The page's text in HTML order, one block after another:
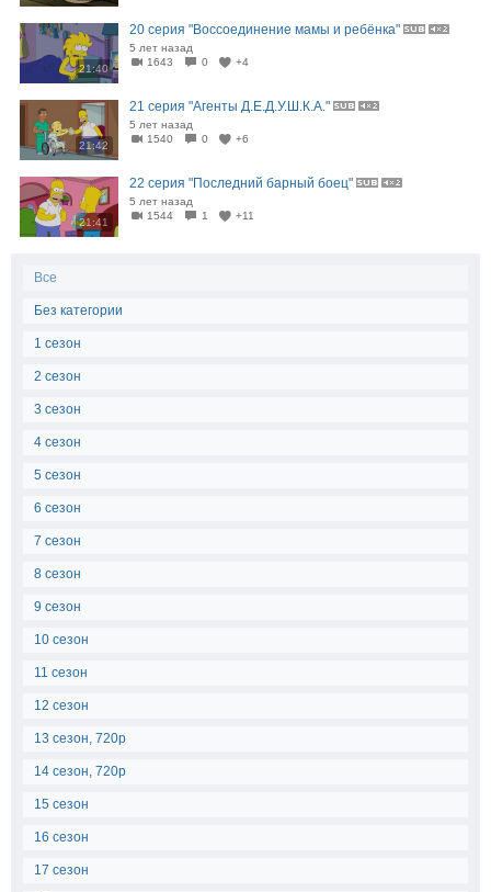
21:40
20 серия "Воссоединение мамы и ребёнка"
5 лет назад
1643
0 +4
21:42
21 серия "Агенты Д.Е.Д.У.Ш.К.А."
5 лет назад
1540
0 +6
21:41
22 серия "Последний барный боец"
5 лет назад
1544
1 +11
Все
Без категории
1 сезон
2 сезон
3 сезон
4 сезон
5 сезон
6 сезон
7 сезон
8 сезон
9 сезон
10 сезон
11 сезон
12 сезон
13 сезон, 720p
14 сезон, 720p
15 сезон
16 сезон
17 сезон